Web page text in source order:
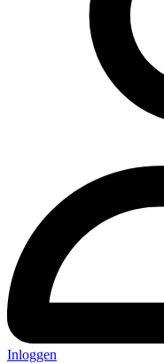
Inloggen